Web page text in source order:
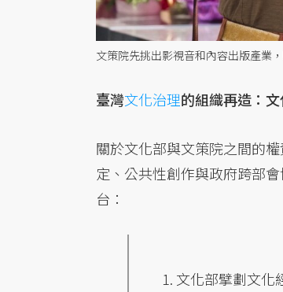
文策院先挑出影視音和內容出版產業
臺灣文化治理的組織再造：
關於文化部與文策院之間的
定、公共性創作與政府跨部
台：
文化部擘劃文化